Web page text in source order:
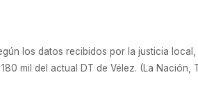
los datos recibidos por la justicia
mil del actual DT de Vélez. (La Nación,